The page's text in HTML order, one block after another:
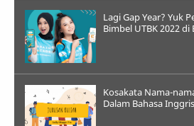
Lagi Gap Year? Yuk
Bimbel UTBK 2022
Kosakata Nama-
Dalam Bahasa Inggris